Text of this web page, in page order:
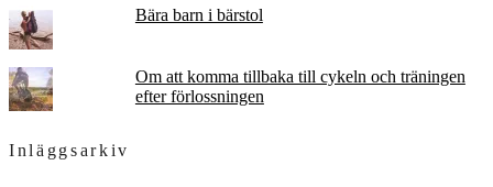
Bära barn i bärstol
Om att komma tillbaka till cykeln och träningen
efter förlossningen
Inläggsarkiv